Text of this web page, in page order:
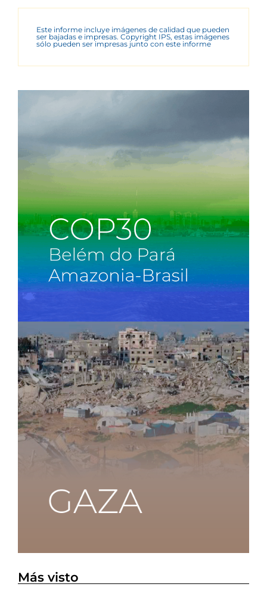
Este informe incluye imágenes de calidad que pueden
ser bajadas e impresas. Copyright IPS, estas imágenes
sólo pueden ser impresas junto con este informe
Más visto